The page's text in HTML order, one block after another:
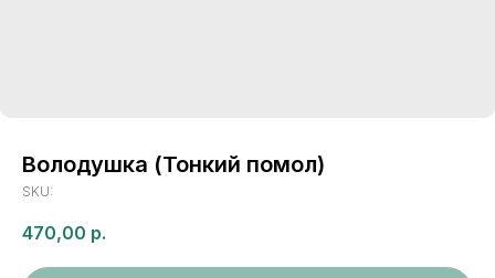
Володушка (Тонкий помол)
SKU:
470,00 р.